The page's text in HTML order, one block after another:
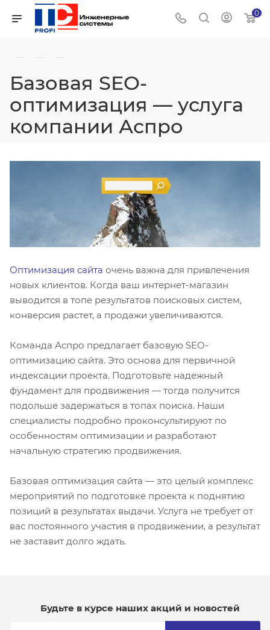
0
— — —
Базовая SEO-
оптимизация — услуга
компании Аспро
Оптимизация сайта очень важна для привлечения
новых клиентов. Когда ваш интернет-магазин
выводится в топе результатов поисковых систем,
конверсия растет, а продажи увеличиваются.
Команда Аспро предлагает базовую SEO-
оптимизацию сайта. Это основа для первичной
индексации проекта. Подготовьте надежный
фундамент для продвижения — тогда получится
подольше задержаться в топах поиска. Наши
специалисты подробно проконсультируют по
особенностям оптимизации и разработают
начальную стратегию продвижения.
Базовая оптимизация сайта — это целый комплекс
мероприятий по подготовке проекта к поднятию
позиций в результатах выдачи. Услуга не требует от
вас постоянного участия в продвижении, а результат
не заставит долго ждать.
Будьте в курсе наших акций и новостей